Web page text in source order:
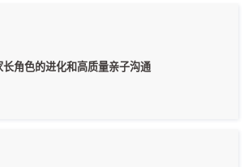
角色的进化和高质量亲子沟通